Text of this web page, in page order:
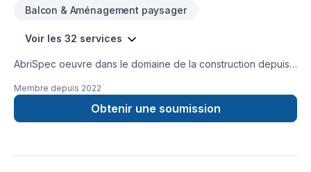
Balcon & Aménagement paysager
Voir les 32 services
AbriSpec oeuvre dans le domaine de la construction depuis
sommes les spécialistes:Décontamination de moisissures et
d'amianteDémolition / Reconstruction (utilisation de matériaux
à l'épreuve des moisissures).Rénovation de tout
Membre depuis 2022
Obtenir une soumission